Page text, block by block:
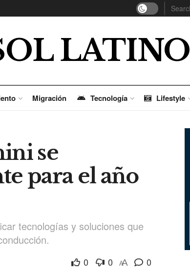
LATINO
Migración Tecnología Lifestyle
se
para el año
tecnologías y soluciones que
0 0 AA 0